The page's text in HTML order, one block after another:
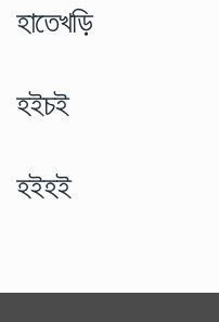
হাতেখড়ি
হইচই
হইহই